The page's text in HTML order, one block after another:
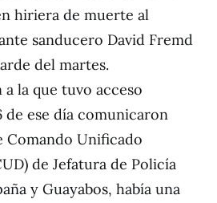
hiriera de muerte al
sanducero David Fremd
del martes.
la que tuvo acceso
de ese día comunicaron
Comando Unificado
de Jefatura de Policía
y Guayabos, había una